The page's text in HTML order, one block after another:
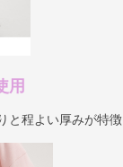
用
と程よい厚みが特徴